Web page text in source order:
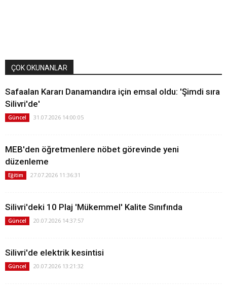
ÇOK OKUNANLAR
Safaalan Kararı Danamandıra için emsal oldu: 'Şimdi sıra
Silivri'de'
Güncel 31.07.2026 14:00:05
MEB'den öğretmenlere nöbet görevinde yeni
düzenleme
Eğitim 27.07.2026 11:36:31
Silivri'deki 10 Plaj 'Mükemmel' Kalite Sınıfında
Güncel 20.07.2026 14:37:57
Silivri'de elektrik kesintisi
Güncel 20.07.2026 13:21:32